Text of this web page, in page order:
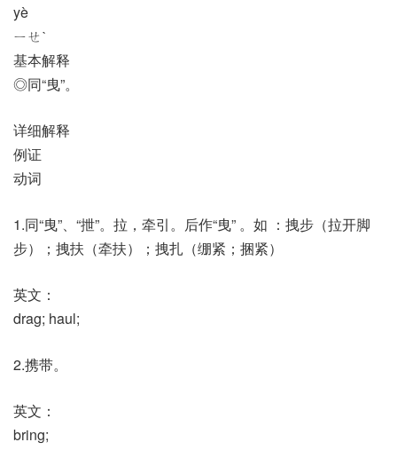
yè
ㄧㄝˋ
基本解释
◎同“曳”。
详细解释
例证
动词
1.同“曳”、“抴”。拉，牵引。后作“曳” 。如 ：拽步（拉开脚
步）；拽扶（牵扶）；拽扎（绷紧；捆紧）
英文：
drag; haul;
2.携带。
英文：
bring;